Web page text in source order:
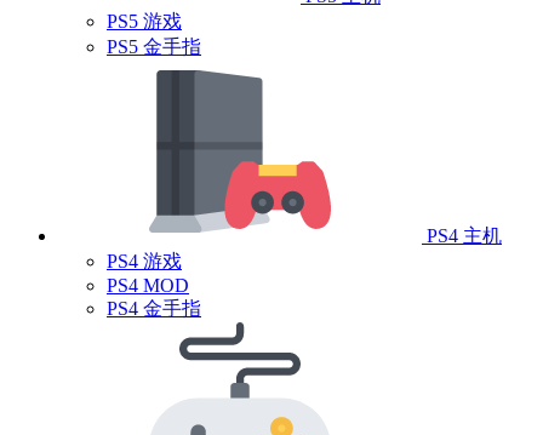
PS5 游戏
PS5 金手指
PS4 主机
PS4 游戏
PS4 MOD
PS4 金手指